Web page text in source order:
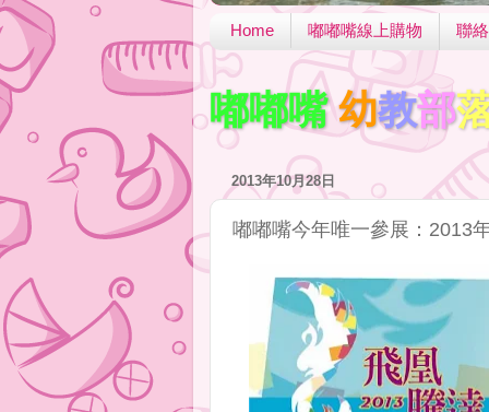
Home 嘟嘟嘴線上購物 聯
嘟嘟嘴 幼教部
2013年10月28日
嘟嘟嘴今年唯一參展：2013